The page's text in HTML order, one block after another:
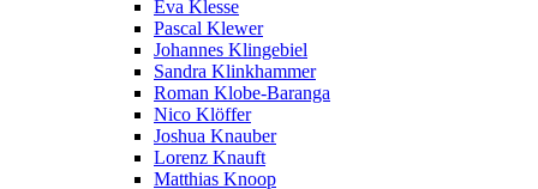
Eva Klesse
Pascal Klewer
Johannes Klingebiel
Sandra Klinkhammer
Roman Klobe-Baranga
Nico Klöffer
Joshua Knauber
Lorenz Knauft
Matthias Knoop